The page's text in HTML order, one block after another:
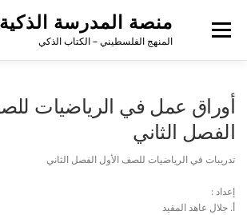
المحتوى
منصة المدرسة
المنهج الفلسطيني – الكتاب الذكي
القائمة
أوراق عمل في الرياضيات
الفصل الثاني
تدريبات في الرياضيات للصف الأول الفصل الثاني
إعداد :
أ. جلال عاهد المقيد